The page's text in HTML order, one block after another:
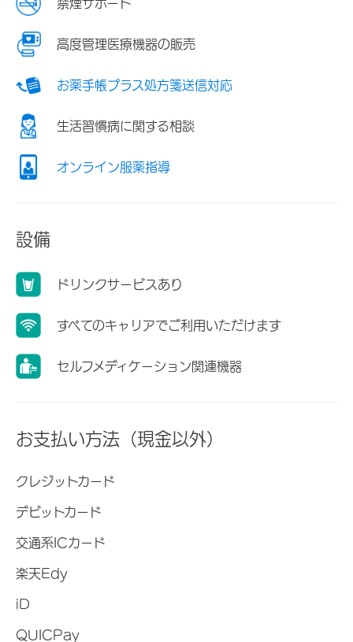
禁煙サポート
高度管理医療機器の販売
お薬手帳プラス処方箋送信対応
生活習慣病に関する相談
オンライン服薬指導
設備
ドリンクサービスあり
すべてのキャリアでご利用いただけます
セルフメディケーション関連機器
お支払い方法（現金以外）
クレジットカード
デビットカード
交通系ICカード
楽天Edy
iD
QUICPay